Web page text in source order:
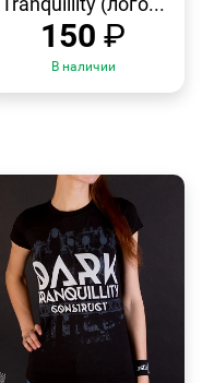
150 ₽
В наличии